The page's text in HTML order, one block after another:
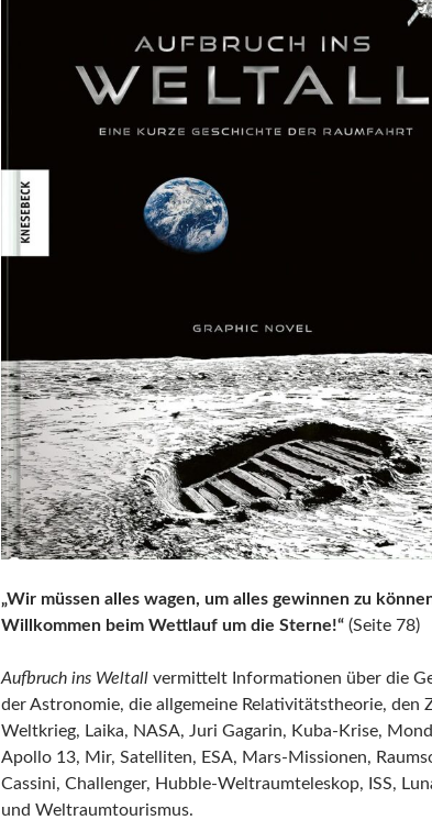
„Wir müssen alles wagen, um alles gewinnen zu
Willkommen beim Wettlauf um die Sterne!“ (Seite 78)
Aufbruch ins Weltall vermittelt Informationen über die
der Astronomie, die allgemeine Relativitätstheorie, den
Weltkrieg, Laika, NASA, Juri Gagarin, Kuba-Krise,
Apollo 13, Mir, Satelliten, ESA, Mars-Missionen,
Cassini, Challenger, Hubble-Weltraumteleskop, ISS,
und Weltraumtourismus.